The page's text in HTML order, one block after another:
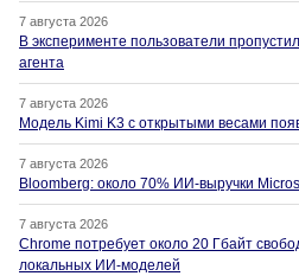
7 августа 2026
В эксперименте пользователи
агента
7 августа 2026
Модель Kimi K3 с открытыми весами
7 августа 2026
Bloomberg: около 70% ИИ-выручки
7 августа 2026
Chrome потребует около 20 Гбайт
локальных ИИ-моделей